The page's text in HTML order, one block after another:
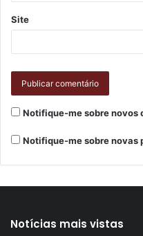
Site
Notifique-me sobre novos
Notifique-me sobre novas
Notícias mais vistas